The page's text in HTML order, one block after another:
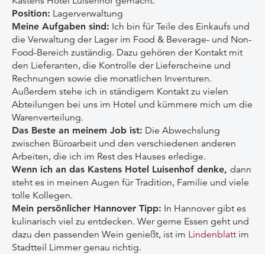
Position: Lagerverwaltung
Meine Aufgaben sind: Ich bin für Teile des Einkaufs und
die Verwaltung der Lager im Food & Beverage- und Non-
Food-Bereich zuständig. Dazu gehören der Kontakt mit
den Lieferanten, die Kontrolle der Lieferscheine und
Rechnungen sowie die monatlichen Inventuren.
Außerdem stehe ich in ständigem Kontakt zu vielen
Abteilungen bei uns im Hotel und kümmere mich um die
Warenverteilung.
Das Beste an meinem Job ist: Die Abwechslung
zwischen Büroarbeit und den verschiedenen anderen
Arbeiten, die ich im Rest des Hauses erledige.
Wenn ich an das Kastens Hotel Luisenhof denke, dann
steht es in meinen Augen für Tradition, Familie und viele
tolle Kollegen.
Mein persönlicher Hannover Tipp: In Hannover gibt es
kulinarisch viel zu entdecken. Wer gerne Essen geht und
dazu den passenden Wein genießt, ist im Lindenblatt im
Stadtteil Limmer genau richtig.